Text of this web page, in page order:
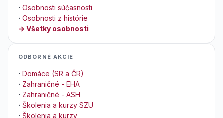
· Osobnosti súčasnosti
· Osobnosti z histórie
→ Všetky osobnosti
ODBORNÉ AKCIE
· Domáce (SR a ČR)
· Zahraničné - EHA
· Zahraničné - ASH
· Školenia a kurzy SZU
· Školenia a kurzy